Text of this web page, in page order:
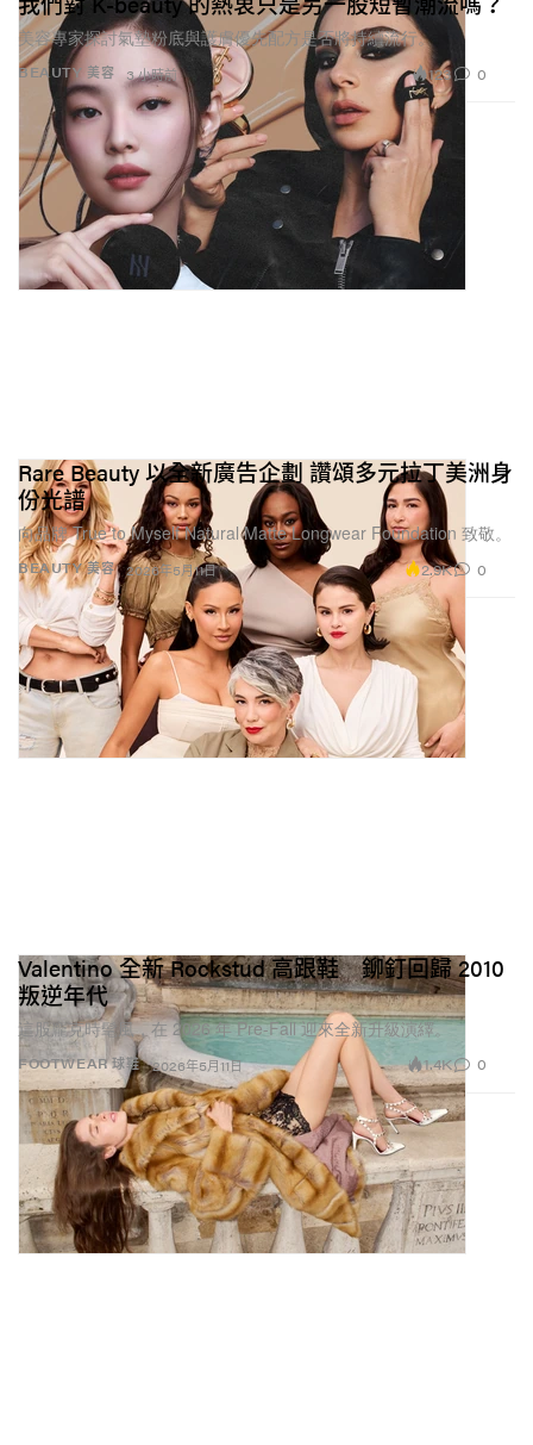
BEAUTY 美容
美容專家探討氣墊粉底與護膚優先配方是否將持續流行。
3 小時前 123 0
BEAUTY 美容
Rare Beauty 以全新廣告企劃 讚頌多元拉丁美洲身
份光譜
向品牌 True to Myself Natural Matte Longwear Foundation 致敬。
2026年5月11日 2.9K 0
FOOTWEAR 球鞋
Valentino 全新 Rockstud 高跟鞋 鉚釘回歸 2010
叛逆年代
這股龐克時髦風，在 2026 年 Pre-Fall 迎來全新升級演繹。
2026年5月11日 1.4K 0